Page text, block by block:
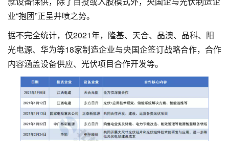
业“抱团”正呈井喷之势。
据不完全统计，仅2021年，隆基、天合、晶澳、晶科、阳
光电源、华为等18家制造企业与央国企签订战略合作，合作
内容涵盖设备供应、光伏项目合作开发等。